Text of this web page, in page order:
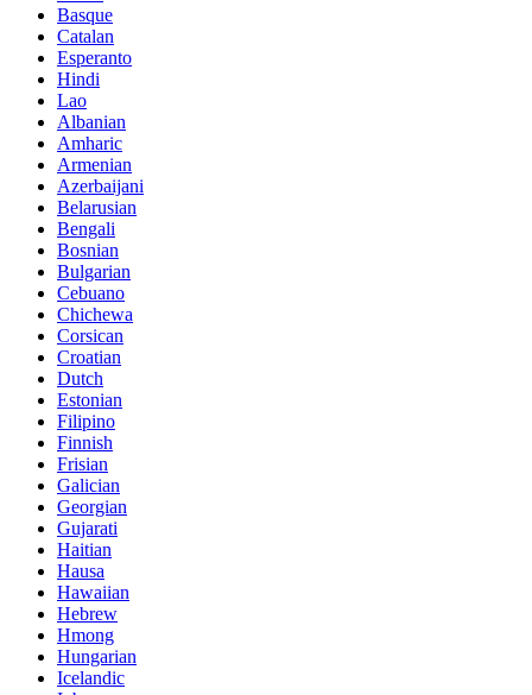
Basque
Catalan
Esperanto
Hindi
Lao
Albanian
Amharic
Armenian
Azerbaijani
Belarusian
Bengali
Bosnian
Bulgarian
Cebuano
Chichewa
Corsican
Croatian
Dutch
Estonian
Filipino
Finnish
Frisian
Galician
Georgian
Gujarati
Haitian
Hausa
Hawaiian
Hebrew
Hmong
Hungarian
Icelandic